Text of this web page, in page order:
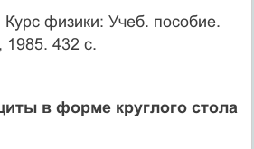
физики: Учеб. пособие.
432 с.
в форме круглого стола